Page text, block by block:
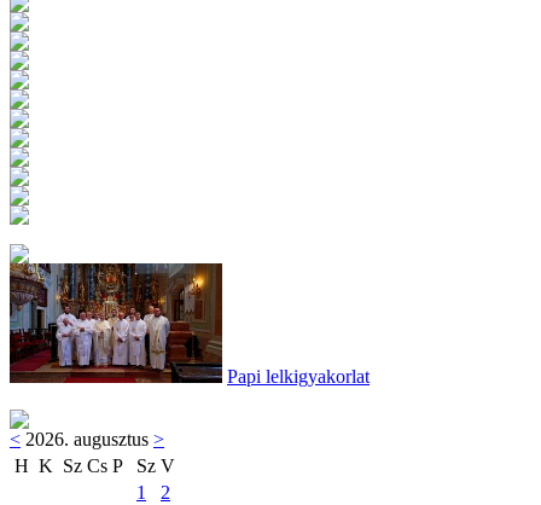
Papi lelkigyakorlat
< 2026. augusztus >
H K Sz Cs P Sz V
1
2